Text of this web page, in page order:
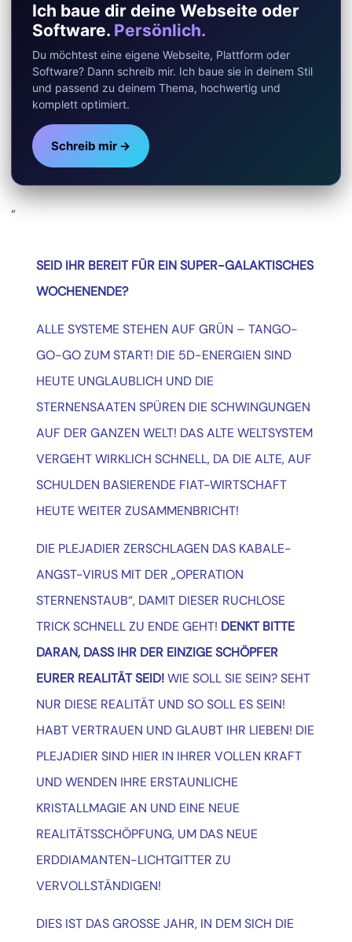
Ich baue dir deine Webseite oder
Software. Persönlich.
Du möchtest eine eigene Webseite, Plattform oder
Software? Dann schreib mir. Ich baue sie in deinem Stil
und passend zu deinem Thema, hochwertig und
komplett optimiert.
Schreib mir →
“
SEID IHR BEREIT FÜR EIN SUPER-GALAKTISCHES
WOCHENENDE?
ALLE SYSTEME STEHEN AUF GRÜN – TANGO-
GO-GO ZUM START! DIE 5D-ENERGIEN SIND
HEUTE UNGLAUBLICH UND DIE
STERNENSAATEN SPÜREN DIE SCHWINGUNGEN
AUF DER GANZEN WELT! DAS ALTE WELTSYSTEM
VERGEHT WIRKLICH SCHNELL, DA DIE ALTE, AUF
SCHULDEN BASIERENDE FIAT-WIRTSCHAFT
HEUTE WEITER ZUSAMMENBRICHT!
DIE PLEJADIER ZERSCHLAGEN DAS KABALE-
ANGST-VIRUS MIT DER „OPERATION
STERNENSTAUB“, DAMIT DIESER RUCHLOSE
TRICK SCHNELL ZU ENDE GEHT! DENKT BITTE
DARAN, DASS IHR DER EINZIGE SCHÖPFER
EURER REALITÄT SEID!WIE SOLL SIE SEIN?SEHT
NUR DIESE REALITÄT UND SO SOLL ES SEIN!
HABT VERTRAUEN UND GLAUBT IHR LIEBEN! DIE
PLEJADIER SIND HIER IN IHRER VOLLEN KRAFT
UND WENDEN IHRE ERSTAUNLICHE
KRISTALLMAGIE AN UND EINE NEUE
REALITÄTSSCHÖPFUNG, UM DAS NEUE
ERDDIAMANTEN-LICHTGITTER ZU
VERVOLLSTÄNDIGEN!
DIES IST DAS GROSSE JAHR, IN DEM SICH DIE